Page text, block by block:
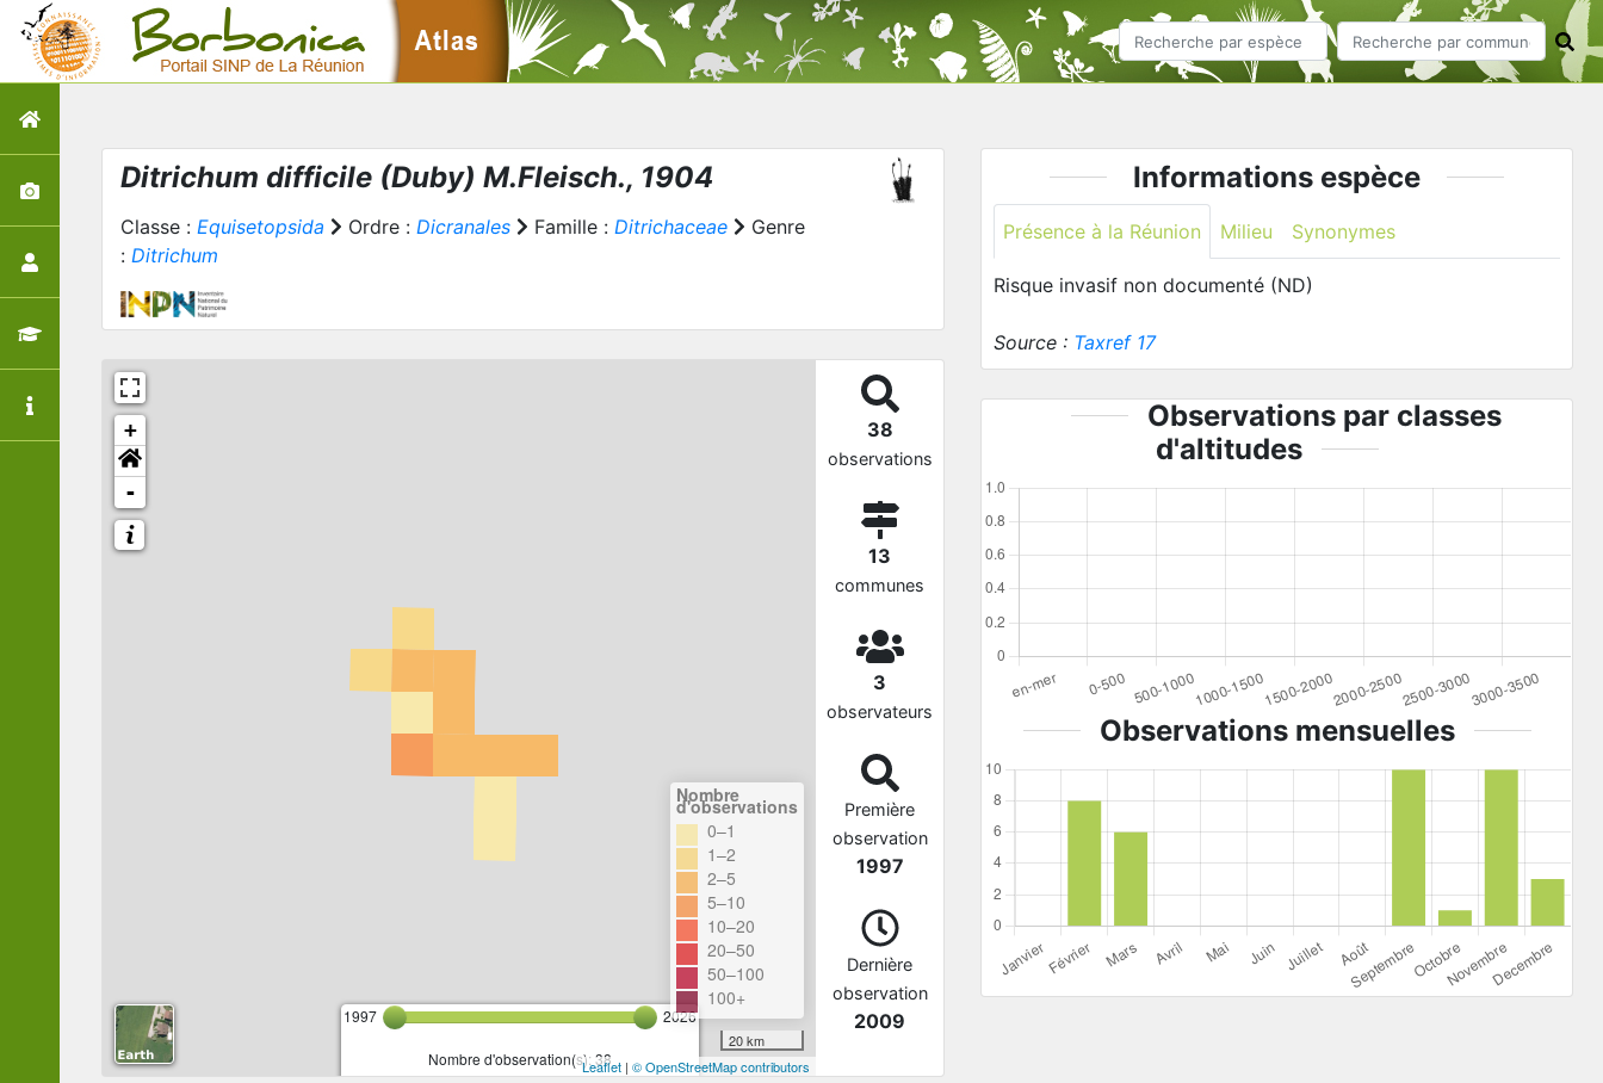
Ditrichum difficile (Duby) M.Fleisch., 1904
Classe : Equisetopsida Ordre : Dicranales Famille : Ditrichaceae
Genre
: Ditrichum
+
-
1997 2026
Nombre d'observation(s): 38
Nombre
d'observations
0–1
1–2
2–5
5–10
10–20
20–50
50–100
100+
20 km
Leaflet| © OpenStreetMap contributors
38
observations
13
communes
3
observateurs
Première
observation
1997
Dernière
observation
2009
Informations espèce
Présence à la Réunion Milieu Synonymes
Risque invasif non documenté (ND)
Source : Taxref 17
Observations par classes
d'altitudes
Observations mensuelles